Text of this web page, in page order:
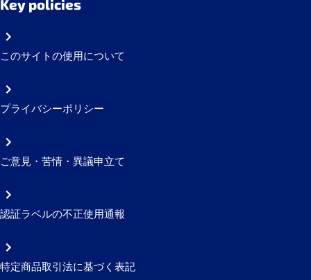
Key policies
このサイトの使用について
プライバシーポリシー
ご意見・苦情・異議申立て
認証ラベルの不正使用通報
特定商品取引法に基づく表記